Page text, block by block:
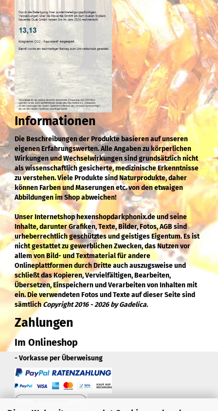
Informationen
Die Beschreibungen der Produkte basieren auf unseren
eigenen Erfahrungswerten. Alle Angaben zu körperlichen
Wirkungen und Wechselwirkungen sind grundsätzlich nicht
als wissenschaftlich gesicherte, medizinische Erkenntnisse
zu verstehen. Viele Produkte sind Naturprodukte, daher
können Farben und Maserungen etc. von den etwaigen
Abbildungen im Shop abweichen!
Unser Internetshop hexenshopdarkphonix.de und seine
Inhalte, darunter Grafiken, Texte, Bilder, Fotos, AGB sind
urheberrechtlich geschütztes und geistiges Eigentum. Es ist
nicht gestattet zu gewerblichen Zwecken, das Nutzen vor
allem von Bild- und Textmaterial für andere
Onlineplattformen durch Dritte auch auszugsweise und
schließt das Kopieren, Vervielfältigen, Bearbeiten,
Übersetzen, Einspeichern und Verarbeiten von Inhalten mit
ein. Die verwendeten Fotos und Texte auf dieser Seite sind
sämtlichCopyright 2016 - 2026 by Gadelica.
Zahlungen
Im Onlineshop
- Vorkasse per Überweisung